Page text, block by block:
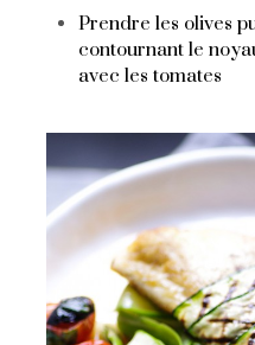
Prendre les olives
contournant le
avec les tomates